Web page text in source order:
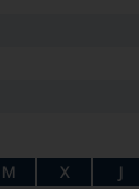
M X J